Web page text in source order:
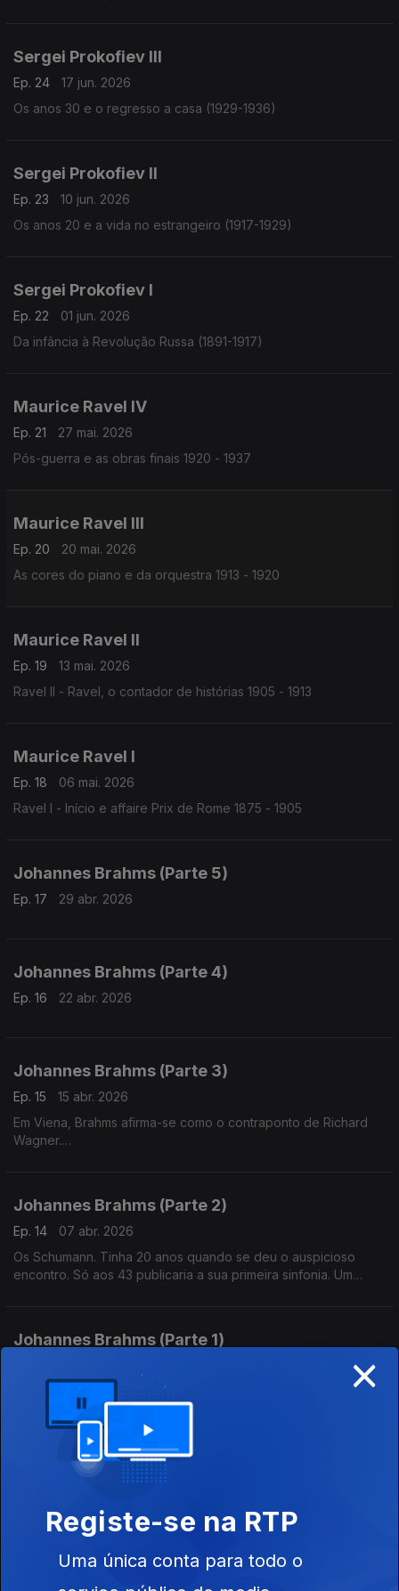
Sergei Prokofiev III
Ep. 24
17 jun. 2026
Os anos 30 e o regresso a casa (1929-1936)
Sergei Prokofiev II
Ep. 23
10 jun. 2026
Os anos 20 e a vida no estrangeiro (1917-1929)
Sergei Prokofiev I
Ep. 22
01 jun. 2026
Da infância à Revolução Russa (1891-1917)
Maurice Ravel IV
Ep. 21
27 mai. 2026
Pós-guerra e as obras finais 1920 - 1937
Maurice Ravel III
Ep. 20
20 mai. 2026
As cores do piano e da orquestra 1913 - 1920
Maurice Ravel II
Ep. 19
13 mai. 2026
Ravel II - Ravel, o contador de histórias 1905 - 1913
Maurice Ravel I
Ep. 18
06 mai. 2026
Ravel I - Início e affaire Prix de Rome 1875 - 1905
Johannes Brahms (Parte 5)
Ep. 17 29 abr. 2026
Johannes Brahms (Parte 4)
Ep. 16 22 abr. 2026
Johannes Brahms (Parte 3)
Ep. 15
15 abr. 2026
Em Viena, Brahms afirma-se como o contraponto de Richard
Wagner.
Johannes Brahms (Parte 2)
Ep. 14
07 abr. 2026
Os Schumann. Tinha 20 anos quando se deu o auspicioso
encontro. Só aos 43 publicaria a sua primeira sinfonia. Um
Johannes Brahms (Parte 1)
A juventude e as influências. É na sua juventude que entra em
contacto com a música cigana, que se revelará uma importante
influência na sua produção musical.
George Frideric Handel (Parte 4)
George Frideric Handel (Parte 3)
×
Registe-se na RTP
Uma única conta para todo o